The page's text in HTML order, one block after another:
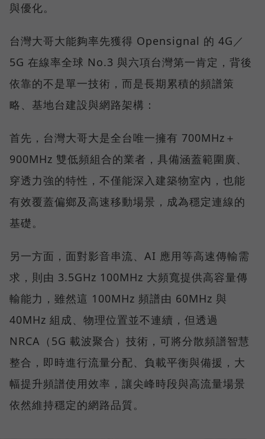
與優化。
台灣大哥大能夠率先獲得 Opensignal 的 4G／
5G 在線率全球 No.3 與六項台灣第一肯定，背後
依靠的不是單一技術，而是長期累積的頻譜策
略、基地台建設與網路架構：
首先，台灣大哥大是全台唯一擁有 700MHz＋
900MHz 雙低頻組合的業者，具備涵蓋範圍廣、
穿透力強的特性，不僅能深入建築物室內，也能
有效覆蓋偏鄉及高速移動場景，成為穩定連線的
基礎。
另一方面，面對影音串流、AI 應用等高速傳輸需
求，則由 3.5GHz 100MHz 大頻寬提供高容量傳
輸能力，雖然這 100MHz 頻譜由 60MHz 與
40MHz 組成、物理位置並不連續，但透過
NRCA（5G 載波聚合）技術，可將分散頻譜智慧
整合，即時進行流量分配、負載平衡與備援，大
幅提升頻譜使用效率，讓尖峰時段與高流量場景
依然維持穩定的網路品質。